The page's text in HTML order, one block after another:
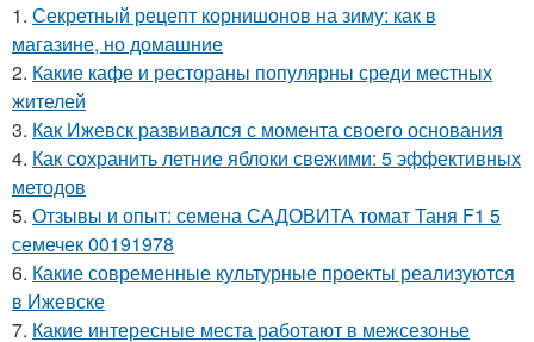
1. Секретный рецепт корнишонов на зиму: как в
магазине, но домашние
2. Какие кафе и рестораны популярны среди местных
жителей
3. Как Ижевск развивался с момента своего основания
4. Как сохранить летние яблоки свежими: 5 эффективных
методов
5. Отзывы и опыт: семена САДОВИТА томат Таня F1 5
семечек 00191978
6. Какие современные культурные проекты реализуются
в Ижевске
7. Какие интересные места работают в межсезонье